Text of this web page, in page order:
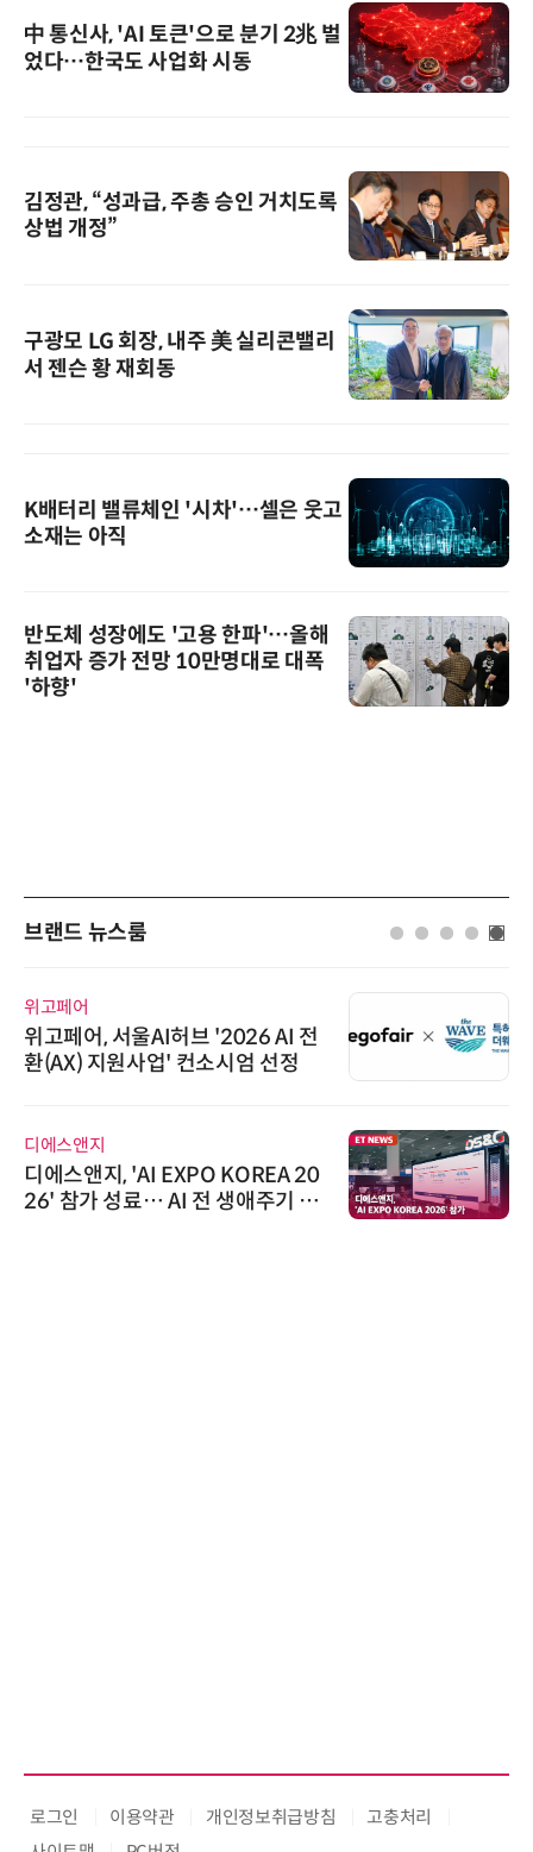
中 통신사, 'AI 토큰'으로 분기 2兆 벌
었다…한국도 사업화 시동
김정관, “성과급, 주총 승인 거치도록
상법 개정”
구광모 LG 회장, 내주 美 실리콘밸리
서 젠슨 황 재회동
K배터리 밸류체인 '시차'…셀은 웃고
소재는 아직
반도체 성장에도 '고용 한파'…올해
취업자 증가 전망 10만명대로 대폭
'하향'
브랜드 뉴스룸
위고페어
위고페어, 서울AI허브 '2026 AI 전
환(AX) 지원사업' 컨소시엄 선정
디에스앤지
디에스앤지, 'AI EXPO KOREA 20
26' 참가 성료… AI 전 생애주기 아
로그인 이용약관 개인정보취급방침
고충처리